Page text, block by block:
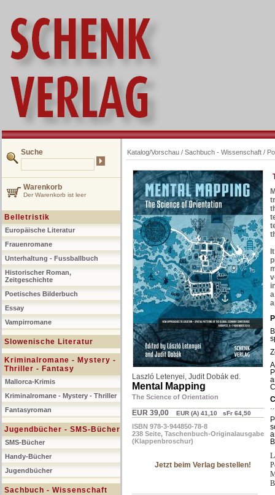
Suche
Warenkorb
Der Warenkorb ist leer
Belletristik
Europäische Literatur
Frauenromane
Unterhaltung - Fussballbuch
Historischer Roman,
Zeitgeschichte
Poetisches Bilderbuch
Essay
Vampirromane
Slowenische Literatur
Kriminalromane - Mystery -
Thriller - Fantasy
Mallorca-Krimis
Kriminalromane - Mystery - Thriller
Fantasyroman
Jugendbücher - SMS-Bücher
SMS-Bücher
Handy-Bücher
Jugendbücher
Sachbuch - Wissenschaft
Katalog/Vorschau / Sachbuch - Wissenschaft /
Laszló Letenyei, Judit Dobák ed.
Mental Mapping
The Science of Orientation
EUR 39,00 EUR (A) 41,10 sFr 64,50
ISBN 978-3-944850-78-8
238 Seite, Taschenbuch-Originalausgabe
(Klappenbroschur)
Jetzt beim Verlag bestellen!
a